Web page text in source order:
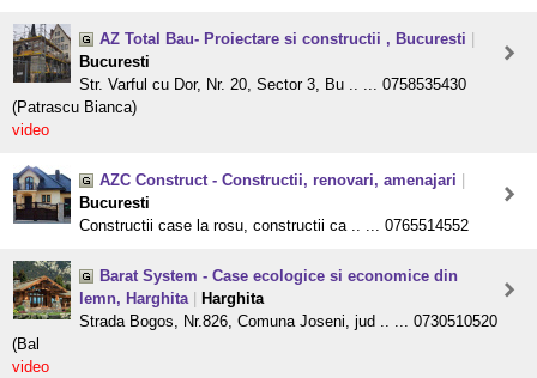
AZ Total Bau- Proiectare si constructii , Bucuresti
Bucuresti
Str. Varful cu Dor, Nr. 20, Sector 3, Bu .. ... 0758535430
(Patrascu Bianca)
video
AZC Construct - Constructii, renovari, amenajari
Bucuresti
Constructii case la rosu, constructii ca .. ... 0765514552
Barat System - Case ecologice si economice din
lemn, Harghita
Harghita
Strada Bogos, Nr.826, Comuna Joseni, jud .. ... 0730510520
(Bal
video